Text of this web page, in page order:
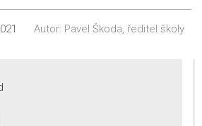
Autor: Pavel Škoda, ředitel školy